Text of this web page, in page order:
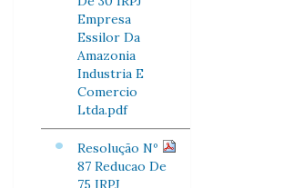
Empresa
Essilor Da
Amazonia
Industria E
Comercio
Ltda.pdf
Resolução Nº
87 Reducao De
75 IRPJ